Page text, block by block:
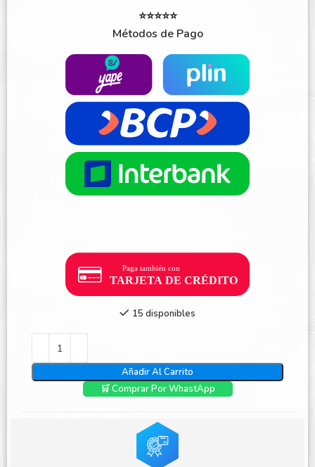
⭐⭐⭐⭐⭐
Métodos de Pago
15 disponibles
Añadir Al Carrito
🛒 Comprar Por WhastApp